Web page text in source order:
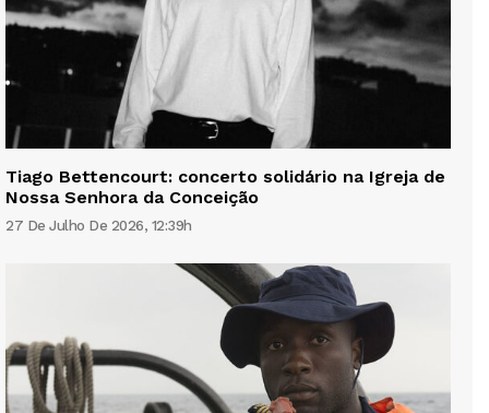
Tiago Bettencourt: concerto solidário na Igreja de
Nossa Senhora da Conceição
27 De Julho De 2026, 12:39h